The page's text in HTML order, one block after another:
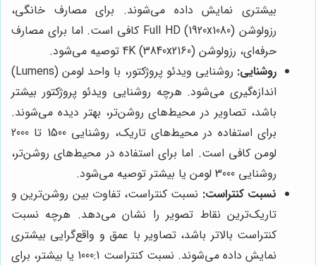
بیشتری نمایش داده می‌شوند. برای مصارف خانگی،
رزولوشن Full HD (1920x1080) کافی است. اما برای مصارف
حرفه‌ای، رزولوشن 4K (3840x2160) توصیه می‌شود.
روشنایی:
روشنایی ویدئو پروژکتور، با واحد لومن (Lumens)
اندازه‌گیری می‌شود. هرچه روشنایی ویدئو پروژکتور بیشتر
باشد، تصاویر در محیط‌های روشن‌تر، بهتر دیده می‌شوند.
برای استفاده در محیط‌های تاریک، روشنایی 1500 تا 2000
لومن کافی است. اما برای استفاده در محیط‌های روشن‌تر،
روشنایی 3000 لومن یا بیشتر توصیه می‌شود.
نسبت کنتراست: نسبت کنتراست، تفاوت بین روشن‌ترین و
تاریک‌ترین نقاط تصویر را نشان می‌دهد. هرچه نسبت
کنتراست بالاتر باشد، تصاویر با عمق و واقع‌گرایی بیشتری
نمایش داده می‌شوند. نسبت کنتراست 1000:1 یا بیشتر، برای